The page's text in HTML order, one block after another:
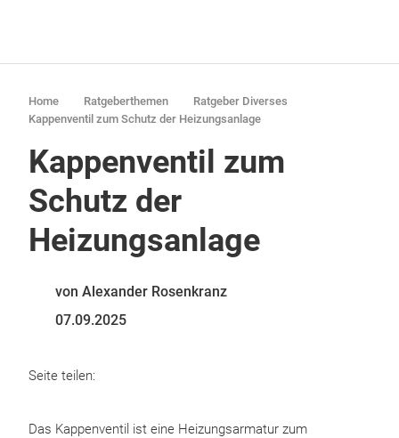
Home Ratgeberthemen
Ratgeber Diverses
Kappenventil zum Schutz der Heizungsanlage
Kappenventil zum
Schutz der
Heizungsanlage
von Alexander Rosenkranz
07.09.2025
Seite teilen:
Das Kappenventil ist eine Heizungsarmatur zum